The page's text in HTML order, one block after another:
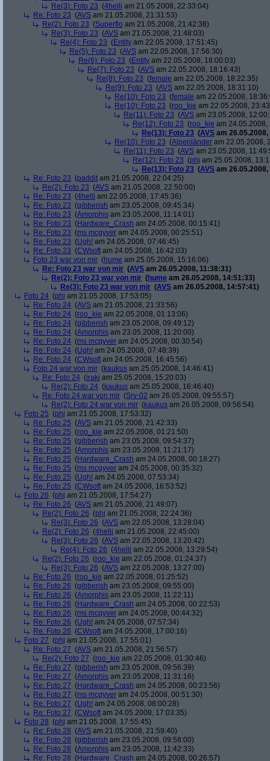
Re(3): Foto 23 (4helli am 21.05.2008, 22:33:04)
Re: Foto 23 (AVS am 21.05.2008, 21:31:53)
Re(2): Foto 23 (Superflo am 21.05.2008, 21:42:38)
Re(3): Foto 23 (AVS am 21.05.2008, 21:48:03)
Re(4): Foto 23 (Entity am 22.05.2008, 17:51:45)
Re(5): Foto 23 (AVS am 22.05.2008, 17:56:30)
Re(6): Foto 23 (Entity am 22.05.2008, 18:00:03)
Re(7): Foto 23 (AVS am 22.05.2008, 18:16:43)
Re(8): Foto 23 (female am 22.05.2008, 18:22:35)
Re(9): Foto 23 (AVS am 22.05.2008, 18:31:10)
Re(10): Foto 23 (female am 22.05.2008,
Re(10): Foto 23 (roo_kie am 22.05.2008,
Re(11): Foto 23 (AVS am 23.05.2008,
Re(12): Foto 23 (roo_kie am 24.05.2008,
Re(13): Foto 23 (AVS am
Re(10): Foto 23 (Alpenländer am 22.05.2008,
Re(11): Foto 23 (AVS am 23.05.2008,
Re(12): Foto 23 (phj am 25.05.2008,
Re(13): Foto 23 (AVS am
Re: Foto 23 (paddit am 21.05.2008, 22:04:25)
Re(2): Foto 23 (AVS am 21.05.2008, 22:50:00)
Re: Foto 23 (4helli am 22.05.2008, 17:45:36)
Re: Foto 23 (gibberish am 23.05.2008, 09:45:34)
Re: Foto 23 (Amorphis am 23.05.2008, 11:14:01)
Re: Foto 23 (Hardware_Crash am 24.05.2008, 00:15:41)
Re: Foto 23 (ms mcgyver am 24.05.2008, 00:25:51)
Re: Foto 23 (Ugh! am 24.05.2008, 07:46:45)
Re: Foto 23 (CWsoft am 24.05.2008, 16:42:03)
Foto 23 war von mir (hume am 25.05.2008, 15:16:06)
Re: Foto 23 war von mir (AVS am 26.05.2008, 11:38:31)
Re(2): Foto 23 war von mir (hume am 26.05.2008, 14:51:33)
Re(3): Foto 23 war von mir (AVS am 26.05.2008, 14:57:41)
Foto 24 (phj am 21.05.2008, 17:53:05)
Re: Foto 24 (AVS am 21.05.2008, 21:33:56)
Re: Foto 24 (roo_kie am 22.05.2008, 01:13:06)
Re: Foto 24 (gibberish am 23.05.2008, 09:49:12)
Re: Foto 24 (Amorphis am 23.05.2008, 11:20:00)
Re: Foto 24 (ms mcgyver am 24.05.2008, 00:30:54)
Re: Foto 24 (Ugh! am 24.05.2008, 07:48:39)
Re: Foto 24 (CWsoft am 24.05.2008, 16:45:56)
Foto 24 war von mir (kaukus am 25.05.2008, 14:46:41)
Re: Foto 24 (iraki am 25.05.2008, 15:20:03)
Re(2): Foto 24 (kaukus am 25.05.2008, 16:46:40)
Re: Foto 24 war von mir (Srv-02 am 26.05.2008, 09:55:57)
Re(2): Foto 24 war von mir (kaukus am 26.05.2008, 09:56:54)
Foto 25 (phj am 21.05.2008, 17:53:32)
Re: Foto 25 (AVS am 21.05.2008, 21:42:33)
Re: Foto 25 (roo_kie am 22.05.2008, 01:21:50)
Re: Foto 25 (gibberish am 23.05.2008, 09:54:37)
Re: Foto 25 (Amorphis am 23.05.2008, 11:21:17)
Re: Foto 25 (Hardware_Crash am 24.05.2008, 00:18:27)
Re: Foto 25 (ms mcgyver am 24.05.2008, 00:35:32)
Re: Foto 25 (Ugh! am 24.05.2008, 07:53:34)
Re: Foto 25 (CWsoft am 24.05.2008, 16:53:52)
Foto 26 (phj am 21.05.2008, 17:54:27)
Re: Foto 26 (AVS am 21.05.2008, 21:49:07)
Re(2): Foto 26 (phj am 21.05.2008, 22:24:36)
Re(3): Foto 26 (AVS am 22.05.2008, 13:28:04)
Re(2): Foto 26 (4helli am 21.05.2008, 22:45:00)
Re(3): Foto 26 (AVS am 22.05.2008, 13:20:42)
Re(4): Foto 26 (4helli am 22.05.2008, 13:29:54)
Re(2): Foto 26 (roo_kie am 22.05.2008, 01:24:37)
Re(3): Foto 26 (AVS am 22.05.2008, 13:27:00)
Re: Foto 26 (roo_kie am 22.05.2008, 01:25:52)
Re: Foto 26 (gibberish am 23.05.2008, 09:55:00)
Re: Foto 26 (Amorphis am 23.05.2008, 11:22:11)
Re: Foto 26 (Hardware_Crash am 24.05.2008, 00:22:53)
Re: Foto 26 (ms mcgyver am 24.05.2008, 00:44:32)
Re: Foto 26 (Ugh! am 24.05.2008, 07:57:34)
Re: Foto 26 (CWsoft am 24.05.2008, 17:00:16)
Foto 27 (phj am 21.05.2008, 17:55:01)
Re: Foto 27 (AVS am 21.05.2008, 21:56:57)
Re(2): Foto 27 (roo_kie am 22.05.2008, 01:30:46)
Re: Foto 27 (gibberish am 23.05.2008, 09:56:39)
Re: Foto 27 (Amorphis am 23.05.2008, 11:31:16)
Re: Foto 27 (Hardware_Crash am 24.05.2008, 00:23:56)
Re: Foto 27 (ms mcgyver am 24.05.2008, 00:51:30)
Re: Foto 27 (Ugh! am 24.05.2008, 08:00:28)
Re: Foto 27 (CWsoft am 24.05.2008, 17:03:35)
Foto 28 (phj am 21.05.2008, 17:55:45)
Re: Foto 28 (AVS am 21.05.2008, 21:59:40)
Re: Foto 28 (gibberish am 23.05.2008, 09:58:00)
Re: Foto 28 (Amorphis am 23.05.2008, 11:42:33)
Re: Foto 28 (Hardware_Crash am 24.05.2008, 00:26:57)